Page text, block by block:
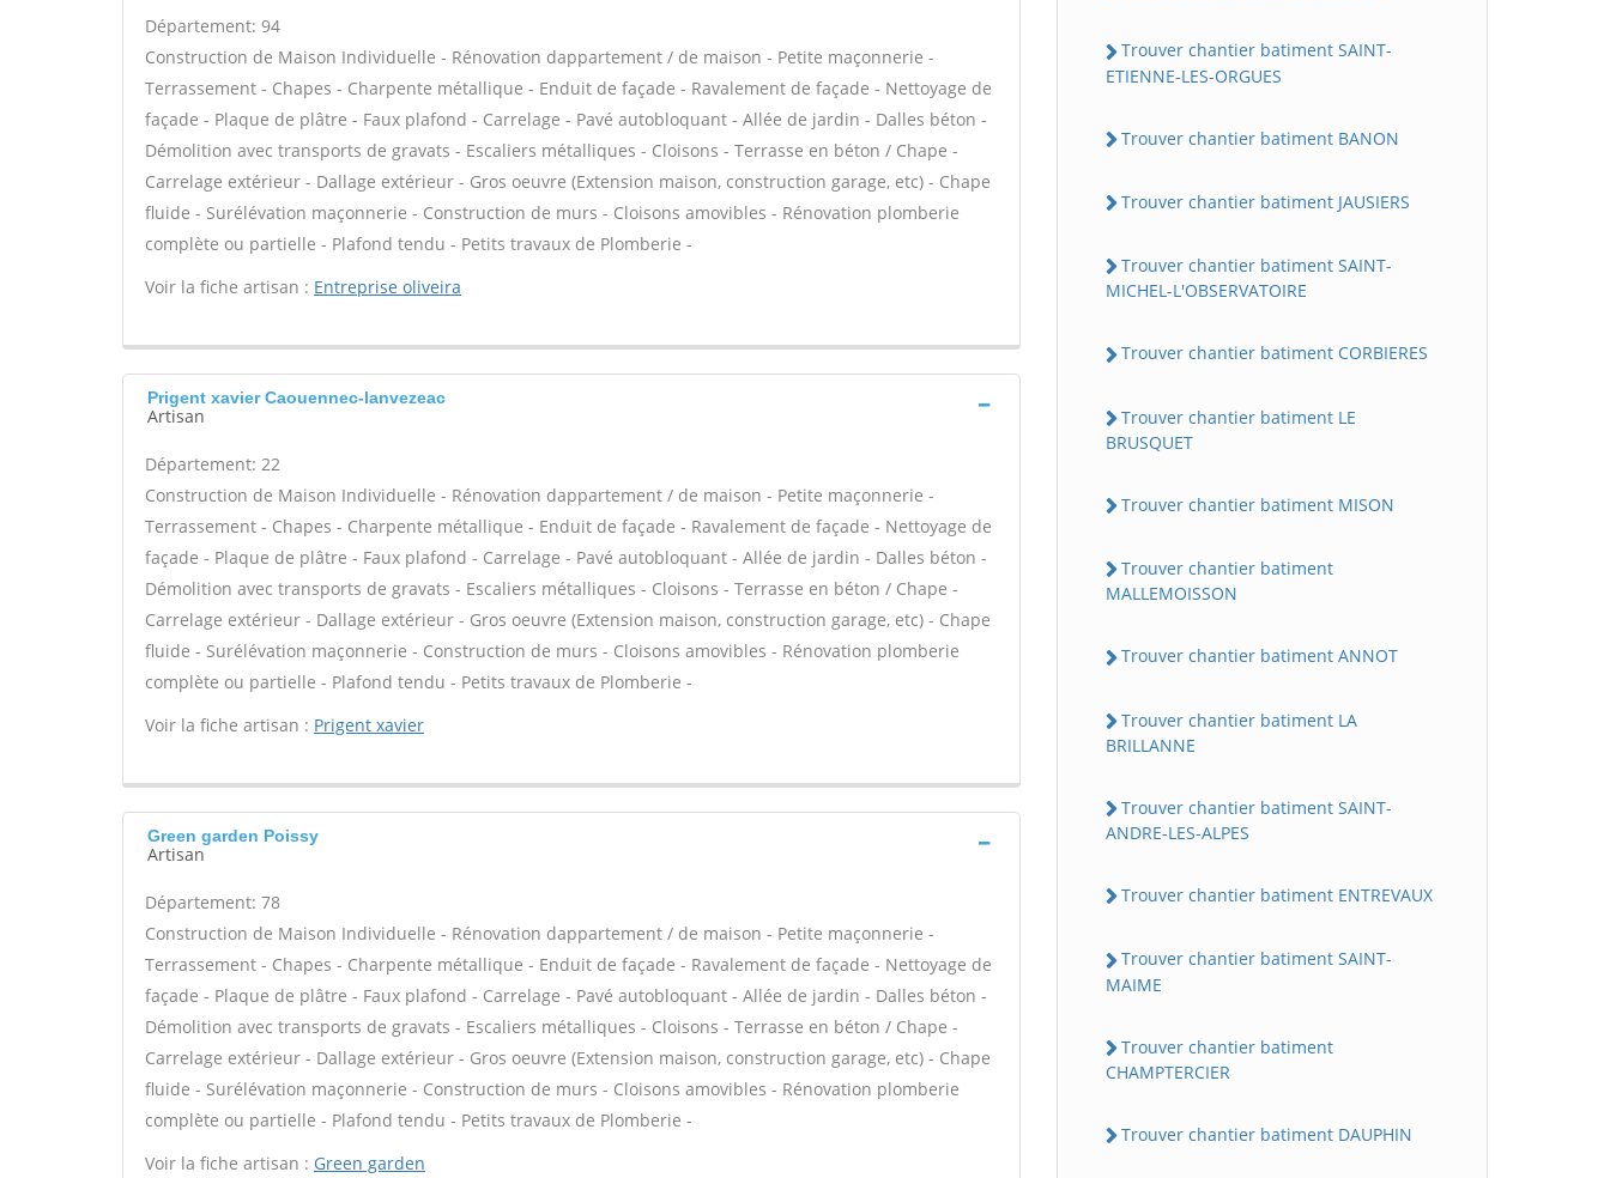
Département: 94
Construction de Maison Individuelle - Rénovation dappartement / de maison - Petite maçonnerie -
Terrassement - Chapes - Charpente métallique - Enduit de façade - Ravalement de façade - Nettoyage de
façade - Plaque de plâtre - Faux plafond - Carrelage - Pavé autobloquant - Allée de jardin - Dalles béton -
Démolition avec transports de gravats - Escaliers métalliques - Cloisons - Terrasse en béton / Chape -
Carrelage extérieur - Dallage extérieur - Gros oeuvre (Extension maison, construction garage, etc) - Chape
fluide - Surélévation maçonnerie - Construction de murs - Cloisons amovibles - Rénovation plomberie
complète ou partielle - Plafond tendu - Petits travaux de Plomberie -
Voir la fiche artisan : Entreprise oliveira
Prigent xavier Caouennec-lanvezeac
Artisan
Département: 22
Construction de Maison Individuelle - Rénovation dappartement / de maison - Petite maçonnerie -
Terrassement - Chapes - Charpente métallique - Enduit de façade - Ravalement de façade - Nettoyage de
façade - Plaque de plâtre - Faux plafond - Carrelage - Pavé autobloquant - Allée de jardin - Dalles béton -
Démolition avec transports de gravats - Escaliers métalliques - Cloisons - Terrasse en béton / Chape -
Carrelage extérieur - Dallage extérieur - Gros oeuvre (Extension maison, construction garage, etc) - Chape
fluide - Surélévation maçonnerie - Construction de murs - Cloisons amovibles - Rénovation plomberie
complète ou partielle - Plafond tendu - Petits travaux de Plomberie -
Voir la fiche artisan : Prigent xavier
Green garden Poissy
Artisan
Département: 78
Construction de Maison Individuelle - Rénovation dappartement / de maison - Petite maçonnerie -
Terrassement - Chapes - Charpente métallique - Enduit de façade - Ravalement de façade - Nettoyage de
façade - Plaque de plâtre - Faux plafond - Carrelage - Pavé autobloquant - Allée de jardin - Dalles béton -
Démolition avec transports de gravats - Escaliers métalliques - Cloisons - Terrasse en béton / Chape -
Carrelage extérieur - Dallage extérieur - Gros oeuvre (Extension maison, construction garage, etc) - Chape
fluide - Surélévation maçonnerie - Construction de murs - Cloisons amovibles - Rénovation plomberie
complète ou partielle - Plafond tendu - Petits travaux de Plomberie -
Voir la fiche artisan : Green garden
Trouver chantier batiment SAINT-
ETIENNE-LES-ORGUES
Trouver chantier batiment BANON
Trouver chantier batiment JAUSIERS
Trouver chantier batiment SAINT-
MICHEL-L'OBSERVATOIRE
Trouver chantier batiment CORBIERES
Trouver chantier batiment LE
BRUSQUET
Trouver chantier batiment MISON
Trouver chantier batiment
MALLEMOISSON
Trouver chantier batiment ANNOT
Trouver chantier batiment LA
BRILLANNE
Trouver chantier batiment SAINT-
ANDRE-LES-ALPES
Trouver chantier batiment ENTREVAUX
Trouver chantier batiment SAINT-
MAIME
Trouver chantier batiment
CHAMPTERCIER
Trouver chantier batiment DAUPHIN